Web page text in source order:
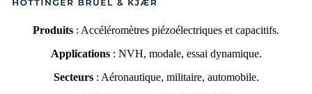
Produits : Accéléromètres piézoélectriques et capacitifs.
Applications : NVH, modale, essai dynamique.
Secteurs : Aéronautique, militaire, automobile.